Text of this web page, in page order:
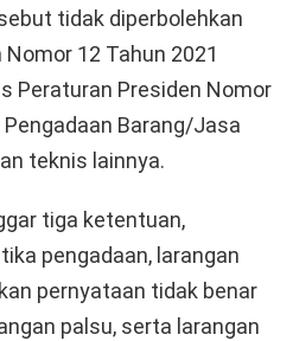
tidak diperbolehkan
12 Tahun 2021
Peraturan Presiden Nomor
Barang/Jasa
teknis lainnya.
tiga ketentuan,
pengadaan, larangan
pernyataan tidak benar
palsu, serta larangan